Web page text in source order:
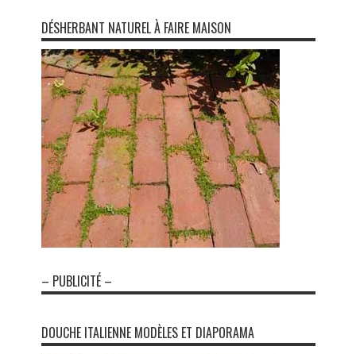
DÉSHERBANT NATUREL À FAIRE MAISON
– PUBLICITÉ –
DOUCHE ITALIENNE MODÈLES ET DIAPORAMA